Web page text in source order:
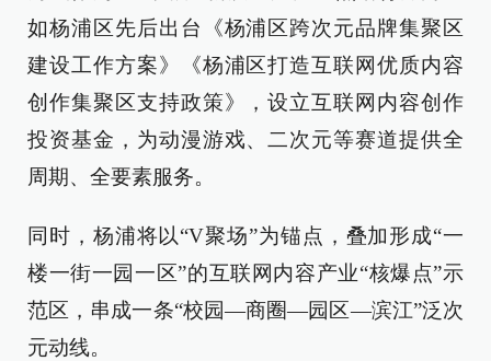
如杨浦区先后出台《杨浦区跨次元品牌集聚区
建设工作方案》《杨浦区打造互联网优质内容
创作集聚区支持政策》，设立互联网内容创作
投资基金，为动漫游戏、二次元等赛道提供全
周期、全要素服务。
同时，杨浦将以“V聚场”为锚点，叠加形成“一
楼一街一园一区”的互联网内容产业“核爆点”示
范区，串成一条“校园—商圈—园区—滨江”泛次
元动线。